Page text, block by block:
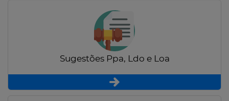
Sugestões Ppa, Ldo e Loa